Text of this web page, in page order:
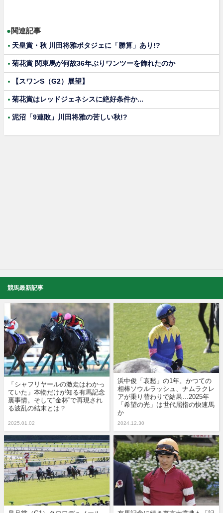
●関連記事
天皇賞・秋 川田将雅ポタジェに「勝算」あり!?
菊花賞 関東馬が何故36年ぶりワンツーを飾れたのか
【スワンS（G2）展望】
菊花賞はレッドジェネシスに絶好条件か...
泥沼「9連敗」川田将雅の苦しい秋!?
競馬最新記事
「シャフリヤールの激走はわかっ
ていた」本物だけが知る有馬記念
裏事情。そして“金杯”で再現され
る波乱の結末とは？
2025.01.02
浜中俊「哀愁」の1年。かつての
相棒ソウルラッシュ、ナムラクレ
アが乗り替わりで結果…2025年
「希望の光」は世代屈指の快速馬
か
2024.12.30